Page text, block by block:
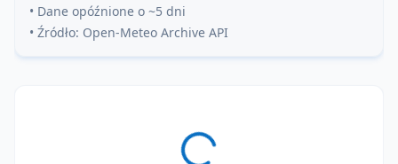
• Dane opóźnione o ~5 dni
• Źródło: Open-Meteo Archive API